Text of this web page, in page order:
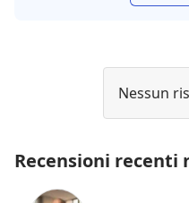
Nessun
Recensioni recenti